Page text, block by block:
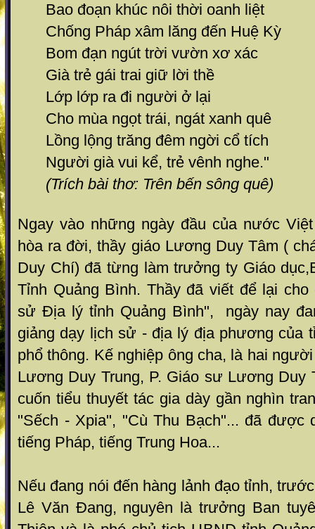
Bao đoạn khúc nôi thời oanh liệt
Chống Pháp xâm lăng đến Huệ Kỳ
Bom đạn ngút trời vườn xơ xác
Già trẻ gái trai giữ lời thề
Lớp lớp ra đi người ở lại
Cho mùa ngọt trái, ngát xanh quê
Lồng lộng trăng đêm ngời cổ tích
Người già vui kể, trẻ vênh nghe."
(Trích bài thơ: Trên bến sông quê)
Ngay vào những ngày đầu của nước
hòa ra đời, thầy giáo Lương Duy Tâm (
Duy Chí) đã từng làm trưởng ty Giáo
Tỉnh Quảng Bình. Thầy đã viết để lại
sử Địa lý tỉnh Quảng Bình", ngày nay
giảng dạy lịch sử - địa lý địa phương của
phổ thông. Kế nghiệp ông cha, là hai
Lương Duy Trung, P. Giáo sư Lương Duy
cuốn tiểu thuyết tác gia dày gần nghìn
"Sếch - Xpia", "Cù Thu Bạch"... đã được
tiếng Pháp, tiếng Trung Hoa...
Nếu đang nói đến hàng lảnh đạo tỉnh,
Lê Văn Đang, nguyên là trưởng Ban